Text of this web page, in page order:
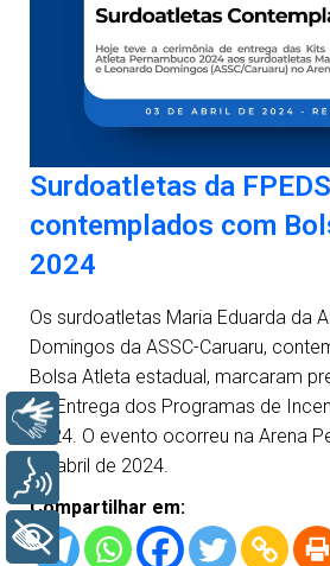
Surdoatletas da FPEDS
contemplados com
2024
Os surdoatletas Maria Eduarda da
Domingos da ASSC-Caruaru,
Bolsa Atleta estadual, marcaram
de Entrega dos Programas de
2024. O evento ocorreu na Arena
de abril de 2024.
Compartilhar em:
Libras
Voz
+ Acessibilidade